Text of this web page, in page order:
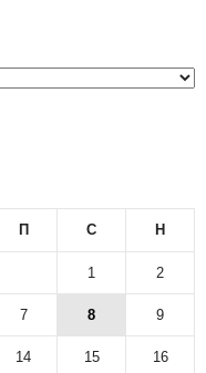
П С Н
1 2
7 8 9
14 15 16